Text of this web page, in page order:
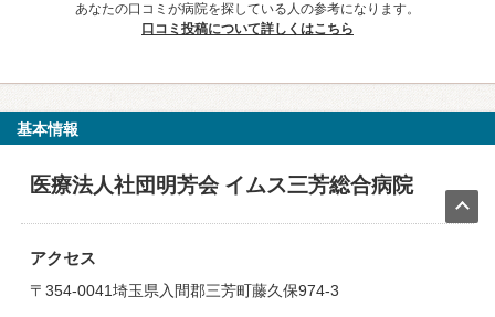
あなたの口コミが病院を探している人の参考になります。
口コミ投稿について詳しくはこちら
基本情報
医療法人社団明芳会 イムス三芳総合病院
アクセス
〒354-0041埼玉県入間郡三芳町藤久保974-3